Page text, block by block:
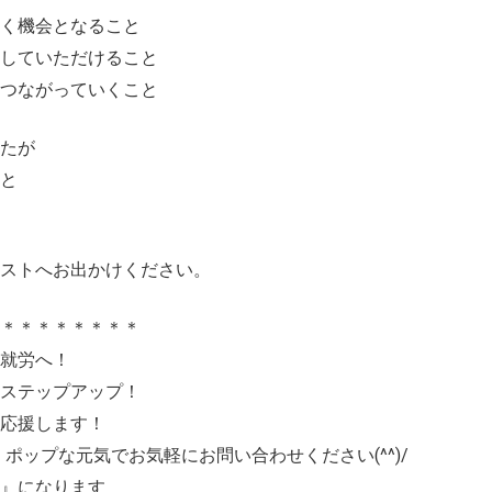
機会となること
ていただけること
ながっていくこと
が
トへお出かけください。
＊＊＊＊＊＊＊
労へ！
テップアップ！
援します！
ポップな元気でお気軽にお問い合わせください(^^)/
になります